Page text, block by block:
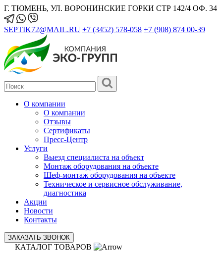
Г. ТЮМЕНЬ, УЛ. ВОРОНИНСКИЕ ГОРКИ СТР 142/4 ОФ. 34
SEPTIK72@MAIL.RU +7 (3452) 578-058 +7 (908) 874 00-39
О компании
О компании
Отзывы
Сертификаты
Пресс-Центр
Услуги
Выезд специалиста на объект
Монтаж оборудования на объекте
Шеф-монтаж оборудования на объекте
Техническое и сервисное обслуживание,
диагностика
Акции
Новости
Контакты
ЗАКАЗАТЬ ЗВОНОК
КАТАЛОГ ТОВАРОВ